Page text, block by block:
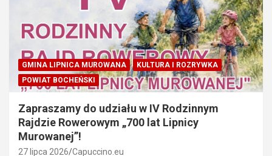
GMINA LIPNICA MUROWANA
KULTURA I ROZRYWKA
POWIAT BOCHEŃSKI
Zapraszamy do udziału w IV Rodzinnym
Rajdzie Rowerowym „700 lat Lipnicy
Murowanej”!
27 lipca 2026 Capuccino.eu